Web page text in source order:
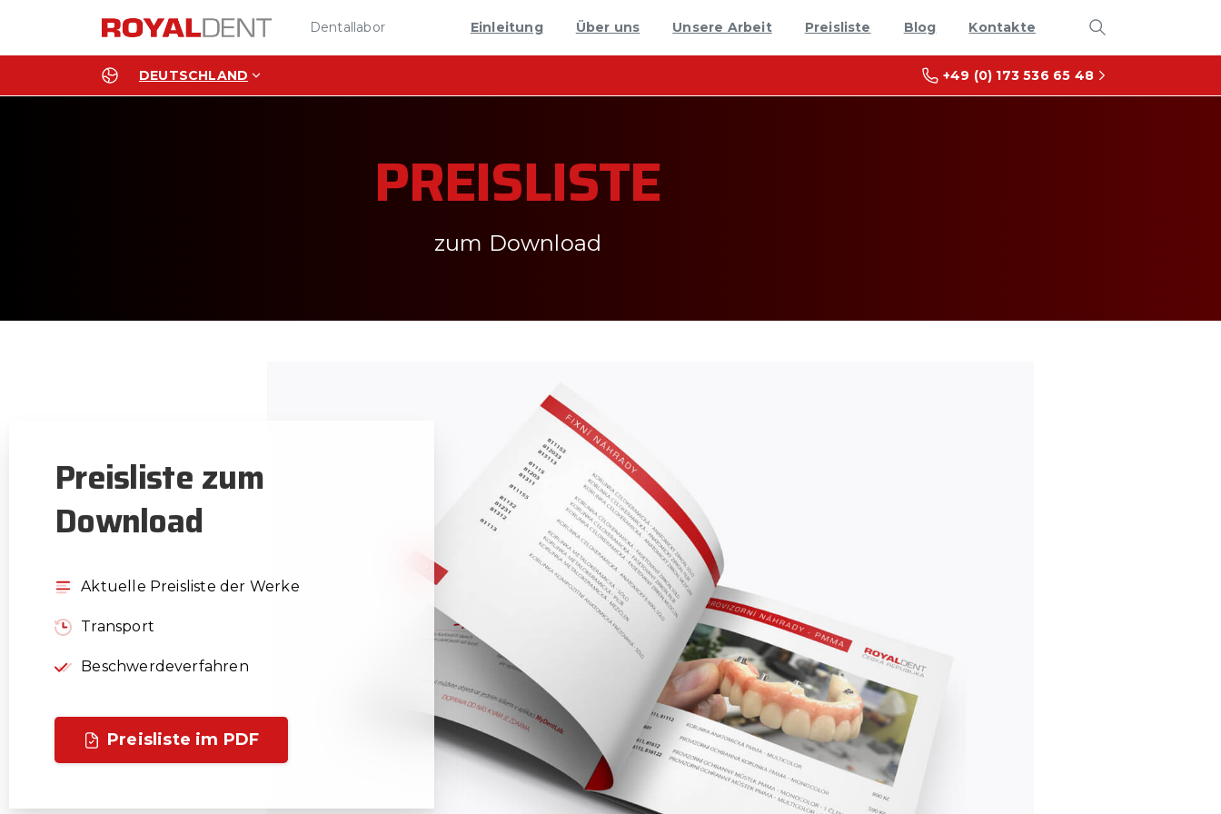
Dentallabor Einleitung Über uns Unsere Arbeit Preisliste Blog Kontakte
DEUTSCHLAND +49 (0) 173 536 65 48
PREISLISTE
zum Download
Preislistezum
Download
Aktuelle Preisliste der Werke
Transport
Beschwerdeverfahren
Preisliste im PDF